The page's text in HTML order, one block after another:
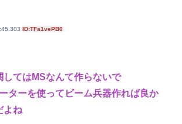
ID:TFa1vePB0
してはMSなんて作らないで
ターを使ってビーム兵器作れば良か
よね